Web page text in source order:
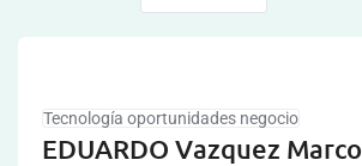
Tecnología oportunidades negocio
EDUARDO Vazquez Marco